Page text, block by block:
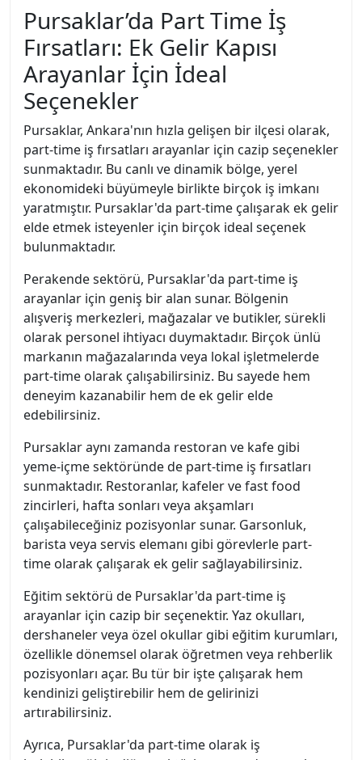
Pursaklar’da Part Time İş
Fırsatları: Ek Gelir Kapısı
Arayanlar İçin İdeal
Seçenekler
Pursaklar, Ankara'nın hızla gelişen bir ilçesi olarak,
part-time iş fırsatları arayanlar için cazip seçenekler
sunmaktadır. Bu canlı ve dinamik bölge, yerel
ekonomideki büyümeyle birlikte birçok iş imkanı
yaratmıştır. Pursaklar'da part-time çalışarak ek gelir
elde etmek isteyenler için birçok ideal seçenek
bulunmaktadır.
Perakende sektörü, Pursaklar'da part-time iş
arayanlar için geniş bir alan sunar. Bölgenin
alışveriş merkezleri, mağazalar ve butikler, sürekli
olarak personel ihtiyacı duymaktadır. Birçok ünlü
markanın mağazalarında veya lokal işletmelerde
part-time olarak çalışabilirsiniz. Bu sayede hem
deneyim kazanabilir hem de ek gelir elde
edebilirsiniz.
Pursaklar aynı zamanda restoran ve kafe gibi
yeme-içme sektöründe de part-time iş fırsatları
sunmaktadır. Restoranlar, kafeler ve fast food
zincirleri, hafta sonları veya akşamları
çalışabileceğiniz pozisyonlar sunar. Garsonluk,
barista veya servis elemanı gibi görevlerle part-
time olarak çalışarak ek gelir sağlayabilirsiniz.
Eğitim sektörü de Pursaklar'da part-time iş
arayanlar için cazip bir seçenektir. Yaz okulları,
dershaneler veya özel okullar gibi eğitim kurumları,
özellikle dönemsel olarak öğretmen veya rehberlik
pozisyonları açar. Bu tür bir işte çalışarak hem
kendinizi geliştirebilir hem de gelirinizi
artırabilirsiniz.
Ayrıca, Pursaklar'da part-time olarak iş